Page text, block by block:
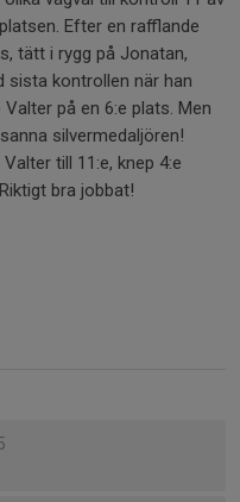
Efter en rafflande
tätt i rygg på Jonatan,
sista kontrollen när han
på en 6:e plats. Men
silvermedaljören!
till 11:e, knep 4:e
bra jobbat!